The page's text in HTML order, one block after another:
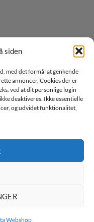
siden
med det formål at genkende
annoncer. Cookies der er
ved at dit personlige login
deaktiveres. Ikke essentielle
og udvidet funktionalitet,
Webshop
vores Persondatapolitik